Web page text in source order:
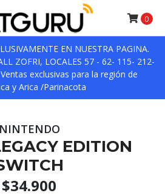
EN NUESTRA PAGINA.
ZOFRI, LOCALES 57 - 62- 115- 212-
exclusivas para la región de
y Arica /Parinacota
0
NINTENDO
EDITION
$34.900